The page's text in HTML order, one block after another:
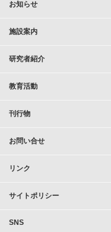
お知らせ
施設案内
研究者紹介
教育活動
刊行物
お問い合せ
リンク
サイトポリシー
SNS